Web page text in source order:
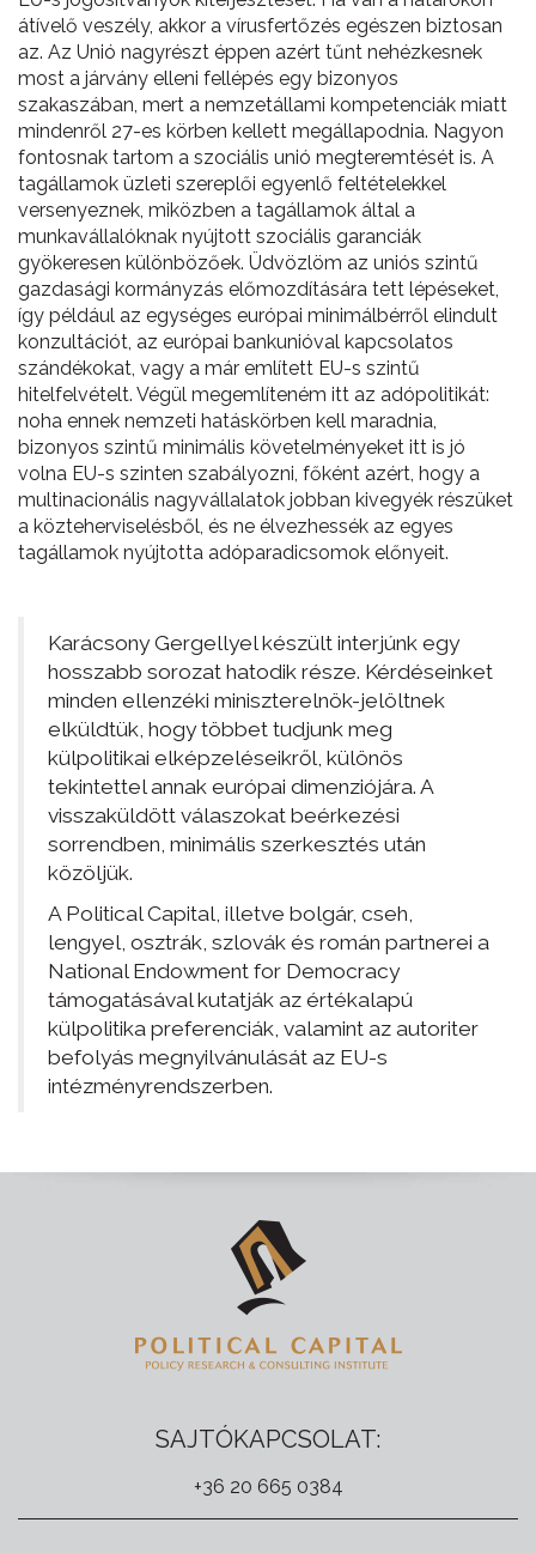
átívelő veszély, akkor a vírusfertőzés egészen biztosan
az. Az Unió nagyrészt éppen azért tűnt nehézkesnek
most a járvány elleni fellépés egy bizonyos
szakaszában, mert a nemzetállami kompetenciák miatt
mindenről 27-es körben kellett megállapodnia. Nagyon
fontosnak tartom a szociális unió megteremtését is. A
tagállamok üzleti szereplői egyenlő feltételekkel
versenyeznek, miközben a tagállamok által a
munkavállalóknak nyújtott szociális garanciák
gyökeresen különbözőek. Üdvözlöm az uniós szintű
gazdasági kormányzás előmozdítására tett lépéseket,
így például az egységes európai minimálbérről elindult
konzultációt, az európai bankunióval kapcsolatos
szándékokat, vagy a már említett EU-s szintű
hitelfelvételt. Végül megemlíteném itt az adópolitikát:
noha ennek nemzeti hatáskörben kell maradnia,
bizonyos szintű minimális követelményeket itt is jó
volna EU-s szinten szabályozni, főként azért, hogy a
multinacionális nagyvállalatok jobban kivegyék részüket
a közteherviselésből, és ne élvezhessék az egyes
tagállamok nyújtotta adóparadicsomok előnyeit.
Karácsony Gergellyel készült interjúnk egy
hosszabb sorozat hatodik része. Kérdéseinket
minden ellenzéki miniszterelnök-jelöltnek
elküldtük, hogy többet tudjunk meg
külpolitikai elképzeléseikről, különös
tekintettel annak európai dimenziójára. A
visszaküldött válaszokat beérkezési
sorrendben, minimális szerkesztés után
közöljük.
A Political Capital, illetve bolgár, cseh,
lengyel, osztrák, szlovák és román partnerei a
National Endowment for Democracy
támogatásával kutatják az értékalapú
külpolitika preferenciák, valamint az autoriter
befolyás megnyilvánulását az EU-s
intézményrendszerben.
SAJTÓKAPCSOLAT:
+36 20 665 0384